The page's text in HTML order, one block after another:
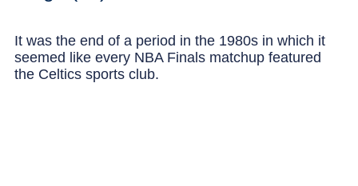
It was the end of a period in the 1980s in which it
seemed like every NBA Finals matchup featured
the Celtics sports club.